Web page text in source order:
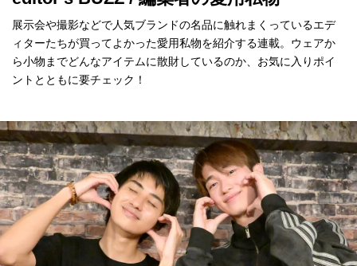
展示会や撮影などで人気ブランドの名品に触れまくっているエデ
ィターたちが買ってよかった愛用私物を紹介する連載。ウェアか
ら小物までどんなアイテムに散財しているのか、お気に入りポイ
ントとともに要チェック！